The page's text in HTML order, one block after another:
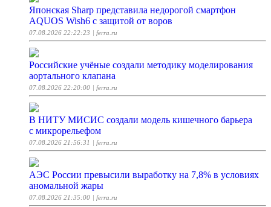
Японская Sharp представила недорогой смартфон
AQUOS Wish6 с защитой от воров
07.08.2026 22:22:23 | ferra.ru
Российские учёные создали методику моделирования
аортального клапана
07.08.2026 22:20:00 | ferra.ru
В НИТУ МИСИС создали модель кишечного барьера
с микрорельефом
07.08.2026 21:56:31 | ferra.ru
АЭС России превысили выработку на 7,8% в условиях
аномальной жары
07.08.2026 21:35:00 | ferra.ru